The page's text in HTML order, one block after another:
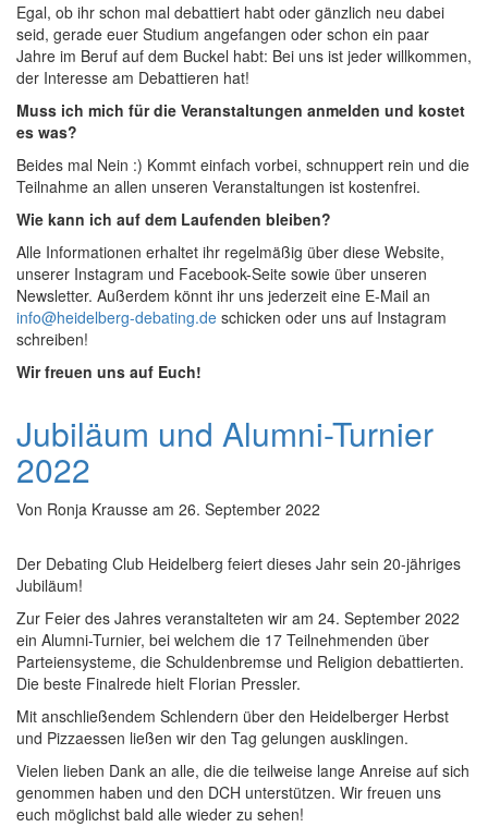
Egal, ob ihr schon mal debattiert habt oder gänzlich neu dabei
seid, gerade euer Studium angefangen oder schon ein paar
Jahre im Beruf auf dem Buckel habt: Bei uns ist jeder willkommen,
der Interesse am Debattieren hat!
Muss ich mich für die Veranstaltungen anmelden und kostet
es was?
Beides mal Nein :) Kommt einfach vorbei, schnuppert rein und die
Teilnahme an allen unseren Veranstaltungen ist kostenfrei.
Wie kann ich auf dem Laufenden bleiben?
Alle Informationen erhaltet ihr regelmäßig über diese Website,
unserer Instagram und Facebook-Seite sowie über unseren
Newsletter. Außerdem könnt ihr uns jederzeit eine E-Mail an
info@heidelberg-debating.de schicken oder uns auf Instagram
schreiben!
Wir freuen uns auf Euch!
Jubiläum und Alumni-Turnier
2022
Von Ronja Krausse am 26. September 2022
Der Debating Club Heidelberg feiert dieses Jahr sein 20-jähriges
Jubiläum!
Zur Feier des Jahres veranstalteten wir am 24. September 2022
ein Alumni-Turnier, bei welchem die 17 Teilnehmenden über
Parteiensysteme, die Schuldenbremse und Religion debattierten.
Die beste Finalrede hielt Florian Pressler.
Mit anschließendem Schlendern über den Heidelberger Herbst
und Pizzaessen ließen wir den Tag gelungen ausklingen.
Vielen lieben Dank an alle, die die teilweise lange Anreise auf sich
genommen haben und den DCH unterstützen. Wir freuen uns
euch möglichst bald alle wieder zu sehen!